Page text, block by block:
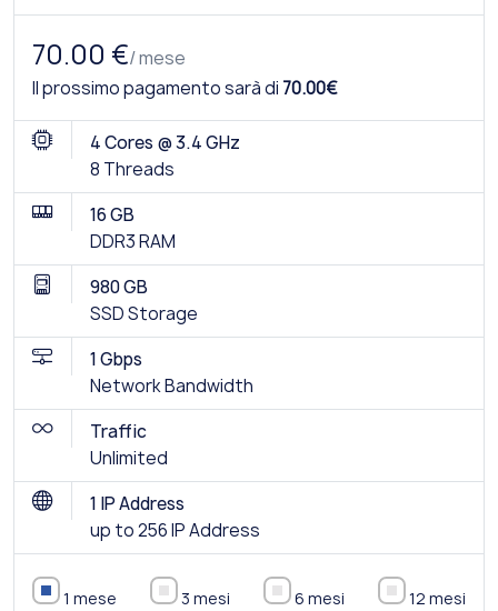
70.00 €/ mese
Il prossimo pagamento sarà di 70.00€
4 Cores @ 3.4 GHz
8 Threads
16 GB
DDR3 RAM
980 GB
SSD Storage
1 Gbps
Network Bandwidth
Traffic
Unlimited
1 IP Address
up to 256 IP Address
1 mese 3 mesi 6 mesi 12 mesi